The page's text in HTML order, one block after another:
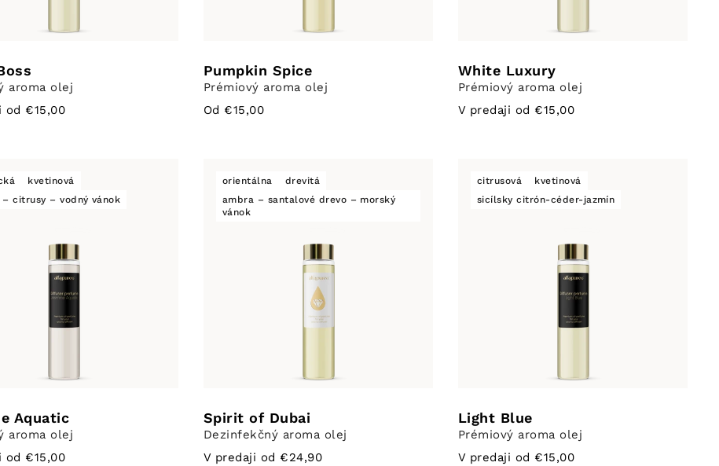
aroma olej
od €15,00
Pumpkin Spice
Prémiový aroma olej
Od €15,00
White Luxury
Prémiový aroma olej
V predaji od €15,00
kvetinová
– citrusy – vodný vánok
Aquatic
aroma olej
od €15,00
orientálna
drevitá
ambra – santalové drevo – morský
vánok
Spirit of Dubai
Dezinfekčný aroma olej
V predaji od €24,90
citrusová
kvetinová
sicílsky citrón-céder-jazmín
Light Blue
Prémiový aroma olej
V predaji od €15,00